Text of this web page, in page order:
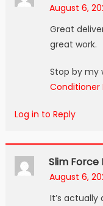
August 6,
Great
great work.
Stop by my
Conditioner
Log in to Reply
Slim Force
August 6,
It’s